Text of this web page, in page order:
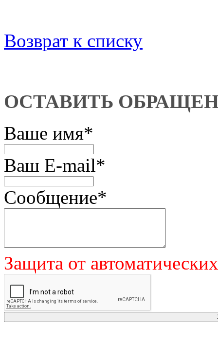
Возврат к списку
ОСТАВИТЬ
Ваше имя*
Ваш E-mail*
Сообщение*
Защита от